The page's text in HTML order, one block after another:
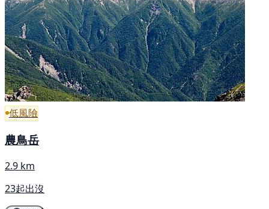
低風險
農鳥岳
2.9 km
23起出沒